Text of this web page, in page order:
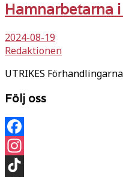
Hamnarbetarna
2024-08-19
Redaktionen
UTRIKES
Följ oss
Facebook
Instagram